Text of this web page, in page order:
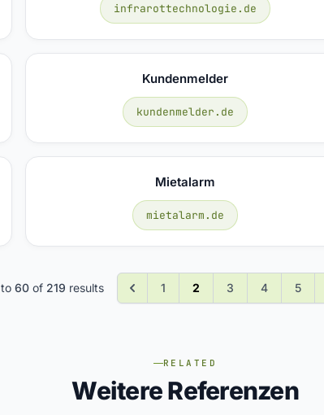
infrarottechnologie.de
Kundenmelder
kundenmelder.de
Mietalarm
mietalarm.de
to 60 of 219 results 1 2 3 4 5
RELATED
Weitere Referenzen